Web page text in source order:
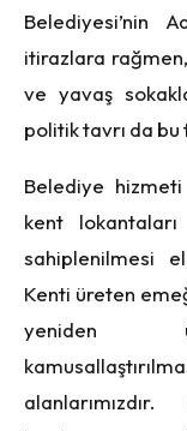
Belediyesi’nin
itirazlara
ve yavaş
politik tavrı da bu
Belediye
kent
sahiplenilmesi
Kenti üreten
yeniden